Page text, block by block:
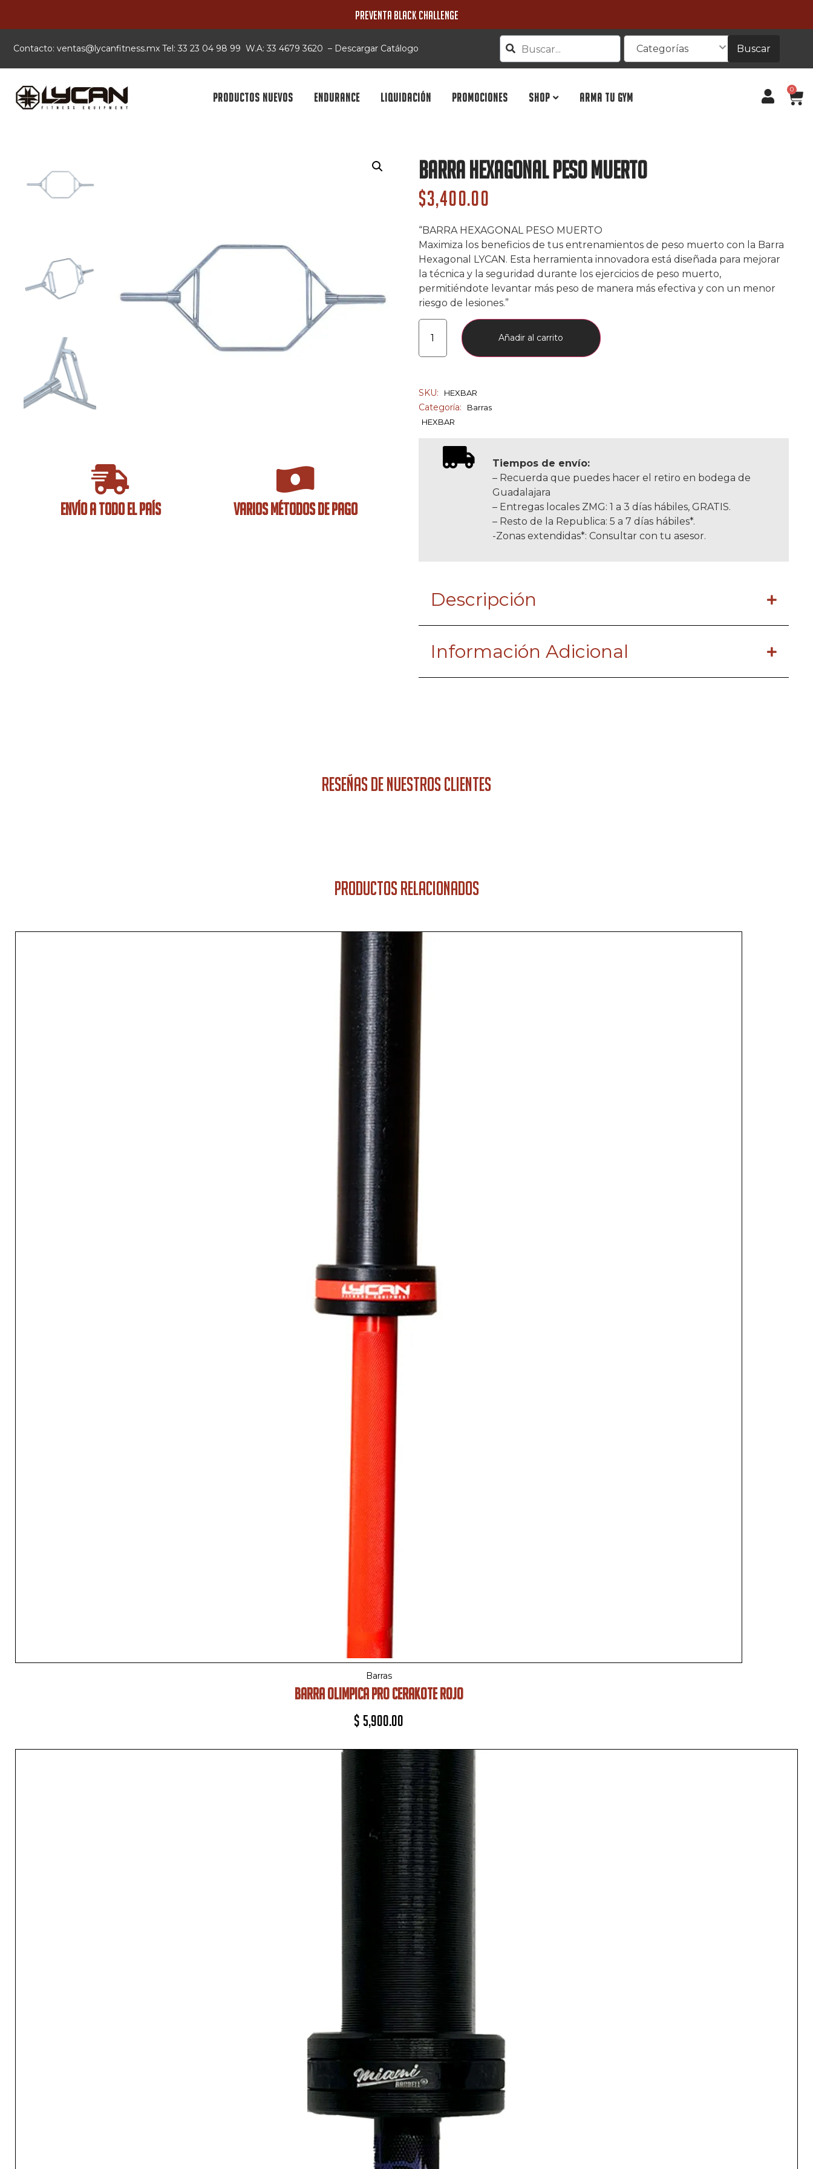
PREVENTA BLACK CHALLENGE
Contacto: xm.ssentifnacyl@satnev Tel: 33 23 04 98 99 W.A: 33 4679 3620 – Descargar Catálogo Categorías Buscar
PRODUCTOS NUEVOS ENDURANCE LIQUIDACIÓN PROMOCIONES SHOP ARMA TU GYM
0
ENVÍO A TODO EL PAÍS VARIOS MÉTODOS DE PAGO
Barra Hexagonal Peso Muerto
$3,400.00
“BARRA HEXAGONAL PESO MUERTO
Maximiza los beneficios de tus entrenamientos de peso muerto con la Barra
Hexagonal LYCAN. Esta herramienta innovadora está diseñada para mejorar
la técnica y la seguridad durante los ejercicios de peso muerto,
permitiéndote levantar más peso de manera más efectiva y con un menor
riesgo de lesiones.”
Añadir al carrito
SKU: HEXBAR
Categoría:
Barras
HEXBAR
Tiempos de envío:
– Recuerda que puedes hacer el retiro en bodega de
Guadalajara
– Entregas locales ZMG: 1 a 3 días hábiles, GRATIS.
– Resto de la Republica: 5 a 7 días hábiles*.
-Zonas extendidas*: Consultar con tu asesor.
Descripción
Información Adicional
RESEÑAS DE NUESTROS CLIENTES
PRODUCTOS RELACIONADOS
Barras
BARRA OLIMPICA PRO CERAKOTE ROJO
$ 5,900.00